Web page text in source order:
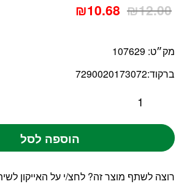
₪12.00
₪10.68
מק״ט: 107629
ברקוד:7290020173072
הוספה לסל
רוצה לשתף מוצר זה? לחצ/י על האייקון